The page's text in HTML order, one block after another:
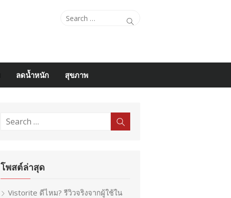
Search
Search
ลดน้ำหนัก สุขภาพ
Search
Search
โพสต์ล่าสุด
Vistorite ดีไหม? รีวิวจริงจากผู้ใช้ใน